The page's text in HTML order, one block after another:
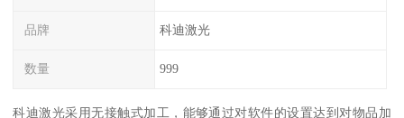
品牌 科迪激光
数量 999
科迪激光采用无接触式加工，能够通过对软件的设置达到对物品加